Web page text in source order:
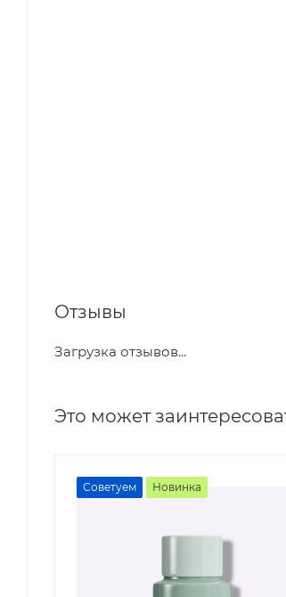
Отзывы
Загрузка отзывов...
Это может
Советуем Новинка